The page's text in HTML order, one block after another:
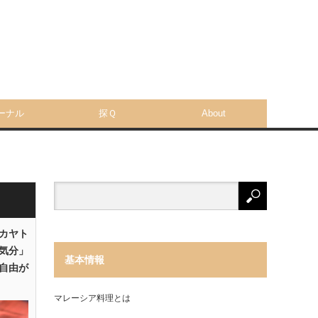
ナル 探Ｑ About
ヤト
分」
由が
基本情報
マレーシア料理とは